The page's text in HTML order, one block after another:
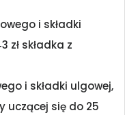
i składki
zł składka z
i składki ulgowej,
uczącej się do 25